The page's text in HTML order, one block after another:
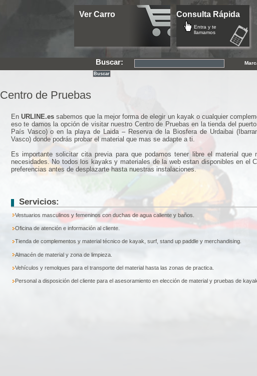
Ver Carro Consulta Rápida
Entra y te
llamamos
Buscar:
Centro de Pruebas
En URLINE.essabemos que la mejor forma de elegir un kayak o cualquier
eso te damos la opción de visitar nuestro Centro de Pruebas en la tienda del
País Vasco) o en la playa de Laida – Reserva de la Biosfera de Urdaibai
Vasco) donde podrás probar el material que mas se adapte a ti.
Es importante solicitar cita previa para que podamos tener libre el material
necesidades. No todos los kayaks y materiales de la web estan disponibles en el
preferencias antes de desplazarte hasta nuestras instalaciones.
Servicios:
Vestuarios masculinos y femeninos con duchas de agua caliente y baños.
Oficina de atención e información al cliente.
Tienda de complementos y material técnico de kayak, surf, stand up paddle y merchandising.
Almacén de material y zona de limpieza.
Vehículos y remolques para el transporte del material hasta las zonas de practica.
Personal a disposición del cliente para el asesoramiento en elección de material y pruebas de